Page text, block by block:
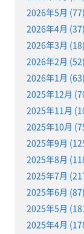
2026年5月 (77)
2026年4月 (37)
2026年3月 (18)
2026年2月 (52)
2026年1月 (63)
2025年12月
2025年11月
2025年10月
2025年9月
2025年8月
2025年7月
2025年6月 (87)
2025年5月
2025年4月